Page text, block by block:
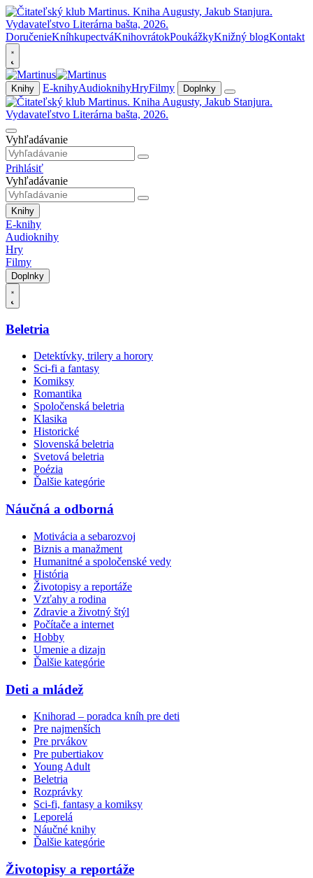
DoručenieKníhkupectváKnihovrátokPoukážkyKnižný blogKontakt
Knihy E-knihyAudioknihyHryFilmy Doplnky
Vyhľadávanie
Prihlásiť
Vyhľadávanie
Knihy
E-knihy
Audioknihy
Hry
Filmy
Doplnky
Beletria
Detektívky, trilery a horory
Sci-fi a fantasy
Komiksy
Romantika
Spoločenská beletria
Klasika
Historické
Slovenská beletria
Svetová beletria
Poézia
Ďalšie kategórie
Náučná a odborná
Motivácia a sebarozvoj
Biznis a manažment
Humanitné a spoločenské vedy
História
Životopisy a reportáže
Vzťahy a rodina
Zdravie a životný štýl
Počítače a internet
Hobby
Umenie a dizajn
Ďalšie kategórie
Deti a mládež
Knihorad – poradca kníh pre deti
Pre najmenších
Pre prvákov
Pre pubertiakov
Young Adult
Beletria
Rozprávky
Sci-fi, fantasy a komiksy
Leporelá
Náučné knihy
Ďalšie kategórie
Životopisy a reportáže